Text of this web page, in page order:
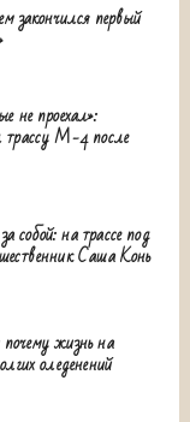
закончился первый
не проехал»:
трассу М-4 после
на трассе под
Саша Конь
жизнь на
оледенений